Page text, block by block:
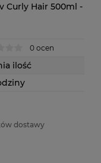
Curly Hair 500ml -
0 ocen
ilość
dostawy